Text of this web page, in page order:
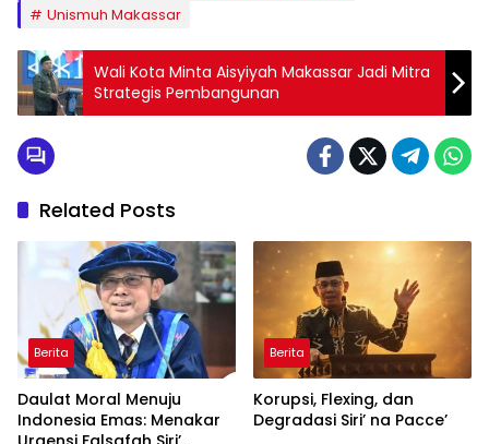
Unismuh Makassar
Wali Kota Minta Aisyiyah Makassar Jadi Mitra
Strategis Pembangunan
Related Posts
Berita
Daulat Moral Menuju
Indonesia Emas: Menakar
Berita
Korupsi, Flexing, dan
Degradasi Siri’ na Pacce’